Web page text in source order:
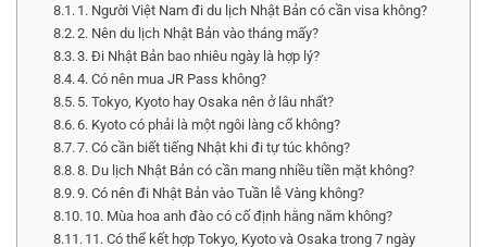
1. Người Việt Nam đi du lịch Nhật Bản có cần visa không?
2. Nên du lịch Nhật Bản vào tháng mấy?
3. Đi Nhật Bản bao nhiêu ngày là hợp lý?
4. Có nên mua JR Pass không?
5. Tokyo, Kyoto hay Osaka nên ở lâu nhất?
6. Kyoto có phải là một ngôi làng cổ không?
7. Có cần biết tiếng Nhật khi đi tự túc không?
8. Du lịch Nhật Bản có cần mang nhiều tiền mặt không?
9. Có nên đi Nhật Bản vào Tuần lễ Vàng không?
10. Mùa hoa anh đào có cố định hằng năm không?
11. Có thể kết hợp Tokyo, Kyoto và Osaka trong 7 ngày